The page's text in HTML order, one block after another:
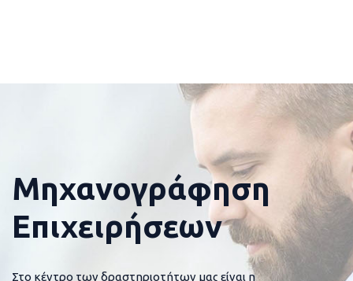
Μηχανογράφηση
Επιχειρήσεων
Στο κέντρο των δραστηριοτήτων μας είναι η